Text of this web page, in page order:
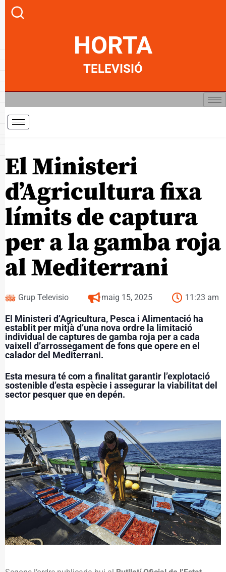
HORTA
TELEVISIÓ
El Ministeri
d’Agricultura fixa
límits de captura
per a la gamba roja
al Mediterrani
Grup Televisio maig 15, 2025 11:23 am
El Ministeri d’Agricultura, Pesca i Alimentació ha
establit per mitjà d’una nova ordre la limitació
individual de captures de gamba roja per a cada
vaixell d’arrossegament de fons que opere en el
calador del Mediterrani.
Esta mesura té com a finalitat garantir l’explotació
sostenible d’esta espècie i assegurar la viabilitat del
sector pesquer que en depén.